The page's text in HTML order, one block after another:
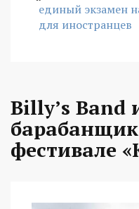
единый экзамен
для иностранцев
Billy’s Band
фестивале